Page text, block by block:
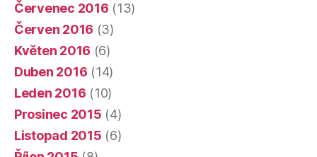
Červenec 2016 (13)
Červen 2016 (3)
Květen 2016 (6)
Duben 2016 (14)
Leden 2016 (10)
Prosinec 2015 (4)
Listopad 2015 (6)